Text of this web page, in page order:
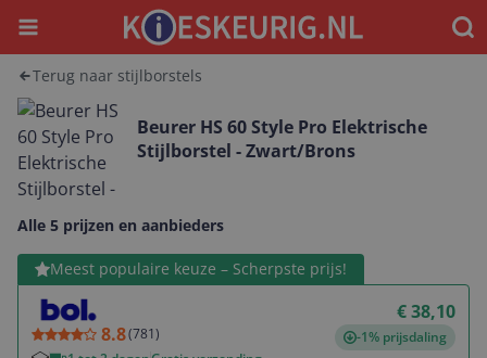
Menu
Terug naar stijlborstels
Beurer HS 60 Style Pro Elektrische
Stijlborstel - Zwart/Brons
Alle 5 prijzen en aanbieders
Meest populaire keuze – Scherpste prijs!
8.8(781)
€ 38,10
-1% prijsdaling
Bekijk product